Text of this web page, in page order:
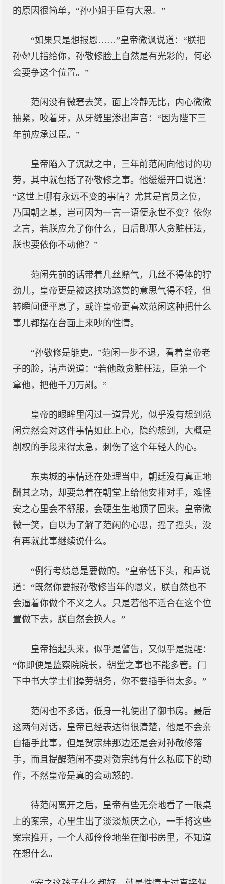
的原因很简单，“孙小姐于臣有大恩。”
“如果只是想报恩……”皇帝微讽说道：“朕把
孙颦儿指给你，孙敬修脸上自然是有光彩的，何必
会要争这个位置。”
范闲没有微窘去笑，面上冷静无比，内心微微
抽紧，咬着牙，从牙缝里渗出声音：“因为陛下三
年前应承过臣。”
皇帝陷入了沉默之中，三年前范闲向他讨的功
劳，其中就包括了孙敬修之事。他缓缓开口说道：
“这世上哪有永远不变的事情？尤其是官员之位，
乃国朝之基，岂可因为一言一语便永世不变？依你
之言，若朕应允了你什么，日后即那人贪赃枉法，
朕也要依你不动他？”
范闲先前的话带着几丝赌气，几丝不得体的狞
劲儿，皇帝更是被这挟功邀赏的意思气得不轻，但
转瞬间便平息了，或许皇帝更喜欢范闲这种把什么
事儿都摆在台面上来吵的性情。
“孙敬修是能吏。”范闲一步不退，看着皇帝老
子的脸，清声说道：“若他敢贪赃枉法，臣第一个
拿他，把他千刀万剐。”
皇帝的眼眸里闪过一道异光，似乎没有想到范
闲竟然会对这件事情如此上心，隐约想到，大概是
削权的手段来得太急，刺伤了这个年轻人的心。
东夷城的事情还在处理当中，朝廷没有真正地
酬其之功，却要急着在朝堂上给他安排对手，难怪
安之心里会不舒服，会硬生生地顶了回来。皇帝微
微一笑，自以为了解了范闲的心思，摇了摇头，没
有再就此事继续说什么。
“例行考绩总是要做的。”皇帝低下头，和声说
道：“既然你要报孙敬修当年的恩义，朕自然也不
会逼着你做个不义之人。只是若他不适合在这个位
置做下去，朕自然会换人。”
皇帝抬起头来，似乎是警告，又似乎是提醒：
“你即便是监察院院长，朝堂之事也不能多管。门
下中书大学士们操劳朝务，你不要插手得太多。”
范闲也不多话，低身一礼便出了御书房。最后
这两句对话，皇帝已经表达得很清楚，他是不会亲
自插手此事，但是贺宗纬那边还是会对孙敬修落
手，而且提醒范闲不要对贺宗纬有什么私底下的动
作，不然皇帝是真的会动怒的。
待范闲离开之后，皇帝有些无奈地看了一眼桌
上的案宗，心里生出了淡淡烦厌之心，一手将这些
案宗推开，一个人孤伶伶地坐在御书房里，不知道
在想什么。